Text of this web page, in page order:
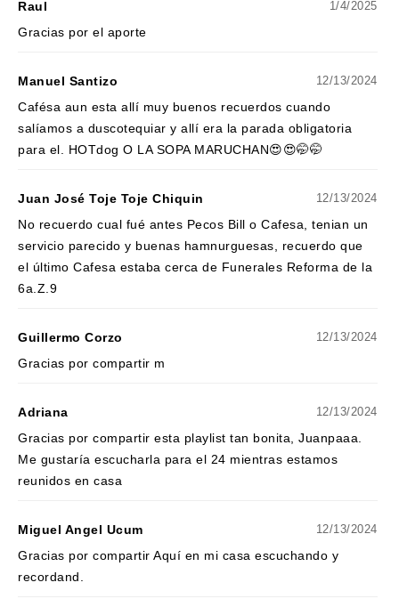
Raul 1/4/2025
Gracias por el aporte
Manuel Santizo 12/13/2024
Cafésa aun esta allí muy buenos recuerdos cuando
salíamos a duscotequiar y allí era la parada obligatoria
para el. HOTdog O LA SOPA MARUCHAN😍😍🤭🤭
Juan José Toje Toje Chiquin 12/13/2024
No recuerdo cual fué antes Pecos Bill o Cafesa, tenian un
servicio parecido y buenas hamnurguesas, recuerdo que
el último Cafesa estaba cerca de Funerales Reforma de la
6a.Z.9
Guillermo Corzo 12/13/2024
Gracias por compartir m
Adriana 12/13/2024
Gracias por compartir esta playlist tan bonita, Juanpaaa.
Me gustaría escucharla para el 24 mientras estamos
reunidos en casa
Miguel Angel Ucum 12/13/2024
Gracias por compartir Aquí en mi casa escuchando y
recordand.